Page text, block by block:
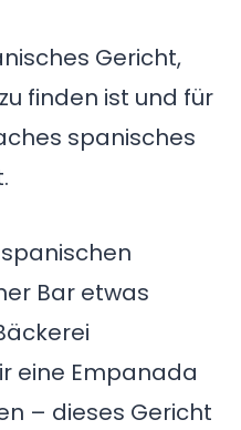
Gericht,
finden ist und für
spanisches
Bar etwas
eine Empanada
– dieses Gericht